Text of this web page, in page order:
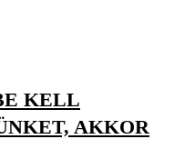
KELL
AKKOR